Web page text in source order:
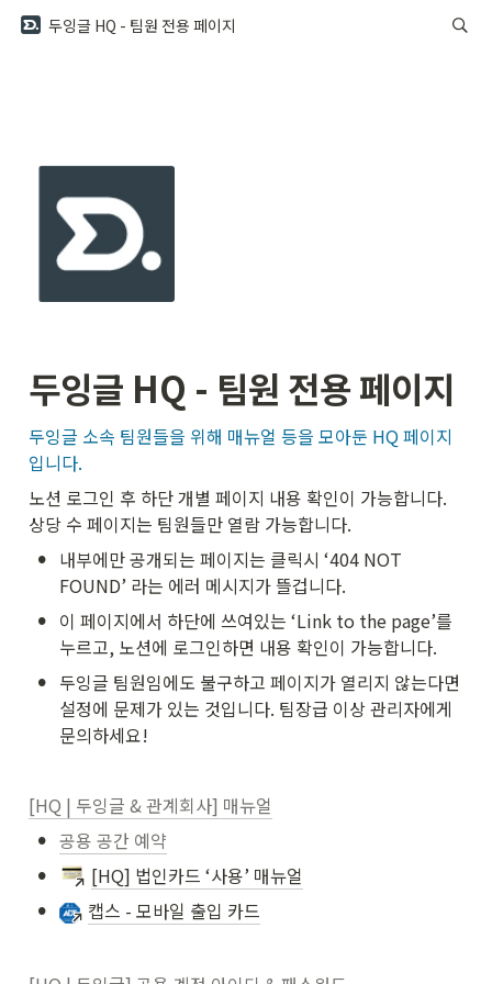
두잉글 HQ - 팀원 전용 페이지
두잉글 HQ - 팀원 전용 페이지
두잉글 소속 팀원들을 위해 매뉴얼 등을 모아둔 HQ 페이지
입니다.
노션 로그인 후 하단 개별 페이지 내용 확인이 가능합니다.
상당 수 페이지는 팀원들만 열람 가능합니다.
• 내부에만 공개되는 페이지는 클릭시 ‘404 NOT
FOUND’ 라는 에러 메시지가 뜰겁니다.
• 이 페이지에서 하단에 쓰여있는 ‘Link to the page’를
누르고, 노션에 로그인하면 내용 확인이 가능합니다.
• 두잉글 팀원임에도 불구하고 페이지가 열리지 않는다면
설정에 문제가 있는 것입니다. 팀장급 이상 관리자에게
문의하세요!
[HQ | 두잉글 & 관계회사] 매뉴얼
• 공용 공간 예약
• [HQ] 법인카드 ‘사용’ 매뉴얼
• 캡스 - 모바일 출입 카드